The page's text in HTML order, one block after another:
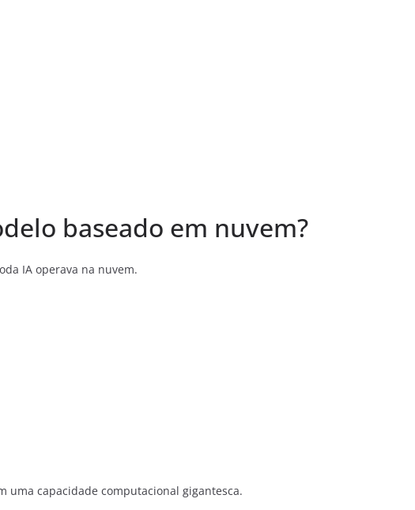
baseado em nuvem?
IA operava na nuvem.
uma capacidade computacional gigantesca.